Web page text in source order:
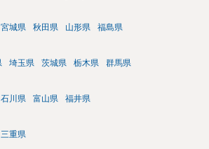
宮城県 秋田県 山形県 福島県
埼玉県 茨城県 栃木県 群馬県
石川県 富山県 福井県
三重県